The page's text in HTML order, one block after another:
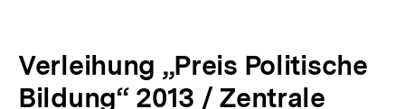
Verleihung „Preis Politische
Bildung“ 2013 / Zentrale